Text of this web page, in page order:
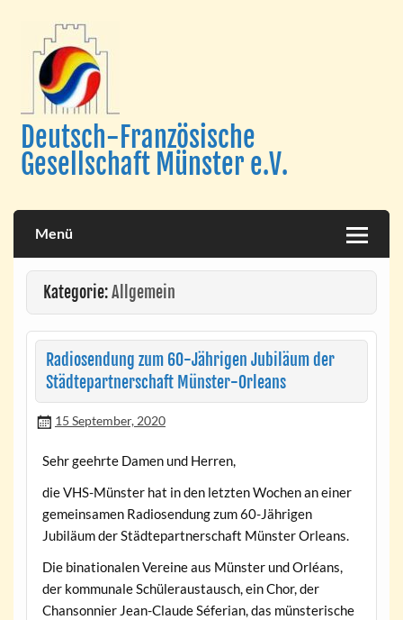
Deutsch-Französische
Gesellschaft Münster e.V.
Menü
Kategorie:Allgemein
Radiosendung zum 60-Jährigen Jubiläum der
Städtepartnerschaft Münster-Orleans
15 September, 2020
Sehr geehrte Damen und Herren,
die VHS-Münster hat in den letzten Wochen an einer
gemeinsamen Radiosendung zum 60-Jährigen
Jubiläum der Städtepartnerschaft Münster Orleans.
Die binationalen Vereine aus Münster und Orléans,
der kommunale Schüleraustausch, ein Chor, der
Chansonnier Jean-Claude Séferian, das münsterische